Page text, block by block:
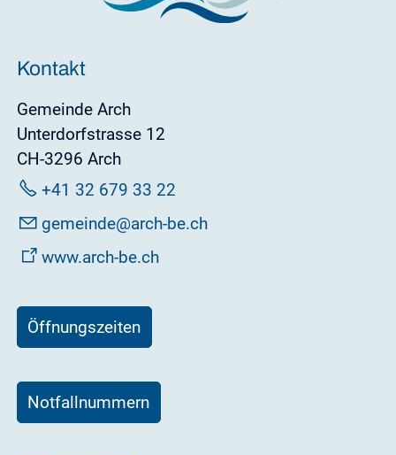
Kontakt
Gemeinde Arch
Unterdorfstrasse 12
CH-3296 Arch
+41 32 679 33 22
g m nd rch-b
ch
www.arch-be.ch
Öffnungszeiten
Notfallnummern